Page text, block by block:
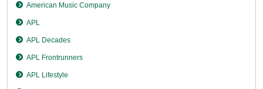
American Music Company
APL
APL Decades
APL Frontrunners
APL Lifestyle